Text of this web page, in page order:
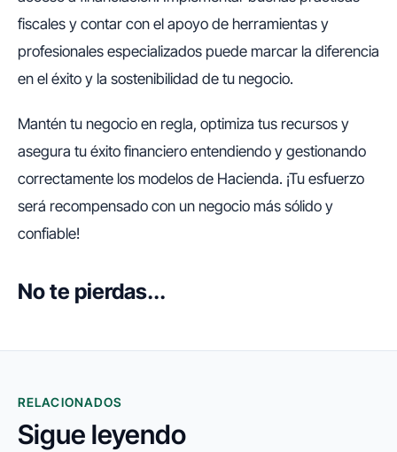
fiscales y contar con el apoyo de herramientas y
profesionales especializados puede marcar la diferencia
en el éxito y la sostenibilidad de tu negocio.
Mantén tu negocio en regla, optimiza tus recursos y
asegura tu éxito financiero entendiendo y gestionando
correctamente los modelos de Hacienda. ¡Tu esfuerzo
será recompensado con un negocio más sólido y
confiable!
No te pierdas...
RELACIONADOS
Sigue leyendo